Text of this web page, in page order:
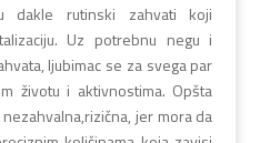
dakle rutinski zahvati koji
Uz potrebnu negu i
ljubimac se za svega par
životu i aktivnostima. Opšta
jer mora da